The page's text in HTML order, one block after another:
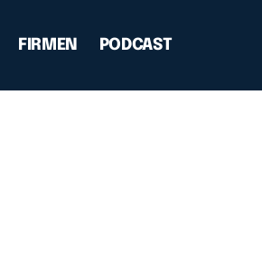
FIRMEN PODCAST